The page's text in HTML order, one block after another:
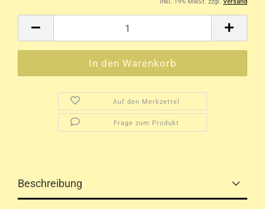
Auf den Merkzettel
Frage zum Produkt
Beschreibung